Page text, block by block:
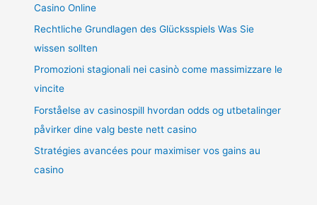
Casino Online
Rechtliche Grundlagen des Glücksspiels Was Sie
wissen sollten
Promozioni stagionali nei casinò come massimizzare le
vincite
Forståelse av casinospill hvordan odds og utbetalinger
påvirker dine valg beste nett casino
Stratégies avancées pour maximiser vos gains au
casino